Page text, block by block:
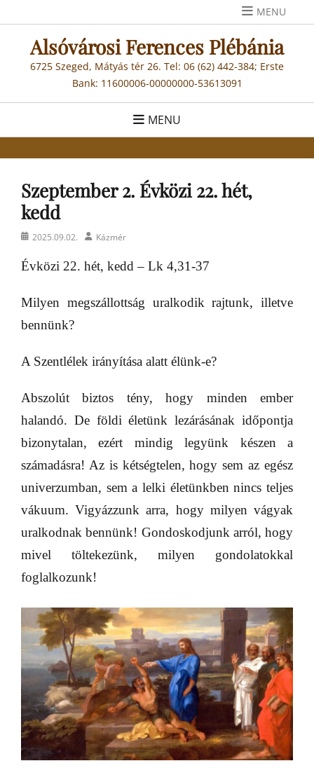
to
content
MENU
Alsóvárosi Ferences Plébánia
6725 Szeged, Mátyás tér 26. Tel: 06 (62) 442-384; Erste
Bank: 11600006-00000000-53613091
MENU
Szeptember 2. Évközi 22. hét,
kedd
Posted2025.09.02. AuthorKázmér
Évközi 22. hét, kedd – Lk 4,31-37
Milyen megszállottság uralkodik rajtunk, illetve
bennünk?
A Szentlélek irányítása alatt élünk-e?
Abszolút biztos tény, hogy minden ember
halandó. De földi életünk lezárásának időpontja
bizonytalan, ezért mindig legyünk készen a
számadásra! Az is kétségtelen, hogy sem az egész
univerzumban, sem a lelki életünkben nincs teljes
vákuum. Vigyázzunk arra, hogy milyen vágyak
uralkodnak bennünk! Gondoskodjunk arról, hogy
mivel töltekezünk, milyen gondolatokkal
foglalkozunk!